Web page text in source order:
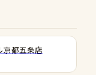
京都五条店